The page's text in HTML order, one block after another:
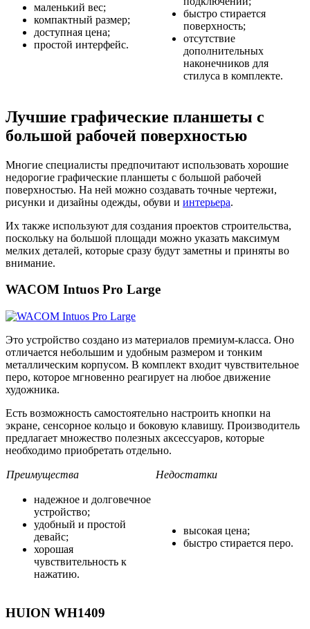
маленький вес;
компактный размер;
доступная цена;
простой интерфейс.
быстро стирается
поверхность;
отсутствие
дополнительных
наконечников для
стилуса в комплекте.
Лучшие графические планшеты с
большой рабочей поверхностью
Многие специалисты предпочитают использовать хорошие
недорогие графические планшеты с большой рабочей
поверхностью. На ней можно создавать точные чертежи,
рисунки и дизайны одежды, обуви и интерьера.
Их также используют для создания проектов строительства,
поскольку на большой площади можно указать максимум
мелких деталей, которые сразу будут заметны и приняты во
внимание.
WACOM Intuos Pro Large
Это устройство создано из материалов премиум-класса. Оно
отличается небольшим и удобным размером и тонким
металлическим корпусом. В комплект входит чувствительное
перо, которое мгновенно реагирует на любое движение
художника.
Есть возможность самостоятельно настроить кнопки на
экране, сенсорное кольцо и боковую клавишу. Производитель
предлагает множество полезных аксессуаров, которые
необходимо приобретать отдельно.
Преимущества Недостатки
надежное и долговечное
устройство;
удобный и простой
девайс;
хорошая
чувствительность к
нажатию.
высокая цена;
быстро стирается перо.
HUION WH1409